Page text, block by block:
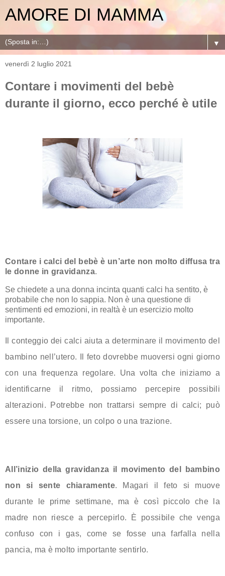
AMORE DI MAMMA
▼
venerdì 2 luglio 2021
Contare i movimenti del bebè
durante il giorno, ecco perché è utile
Contare i calci del bebè è un’arte non molto diffusa tra
le donne in gravidanza.
Se chiedete a una donna incinta quanti calci ha sentito, è
probabile che non lo sappia. Non è una questione di
sentimenti ed emozioni, in realtà è un esercizio molto
importante.
Il conteggio dei calci aiuta a determinare il movimento del
bambino nell’utero. Il feto dovrebbe muoversi ogni giorno
con una frequenza regolare. Una volta che iniziamo a
identificarne il ritmo, possiamo percepire possibili
alterazioni. Potrebbe non trattarsi sempre di calci; può
essere una torsione, un colpo o una trazione.
All’inizio della gravidanza il movimento del bambino
non si sente chiaramente. Magari il feto si muove
durante le prime settimane, ma è così piccolo che la
madre non riesce a percepirlo. È possibile che venga
confuso con i gas, come se fosse una farfalla nella
pancia, ma è molto importante sentirlo.